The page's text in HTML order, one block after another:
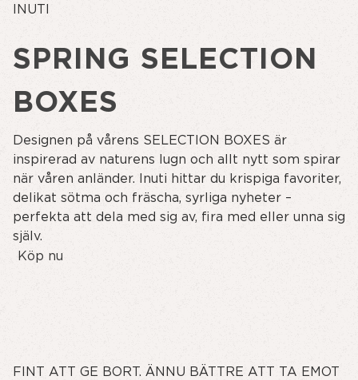
INUTI
SPRING SELECTION
BOXES
Designen på vårens SELECTION BOXES är
inspirerad av naturens lugn och allt nytt som spirar
när våren anländer. Inuti hittar du krispiga favoriter,
delikat sötma och fräscha, syrliga nyheter –
perfekta att dela med sig av, fira med eller unna sig
själv.
Köp nu
FINT ATT GE BORT. ÄNNU BÄTTRE ATT TA EMOT